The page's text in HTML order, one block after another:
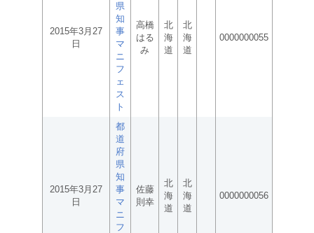
2015年3月27
日
県
知
事
マ
ニ
フ
ェ
ス
ト
高橋
はる
み
北
海
道
北
海
道
0000000055
2015年3月27
日
都
道
府
県
知
事
マ
ニ
フ
佐藤
則幸
北
海
道
北
海
道
0000000056